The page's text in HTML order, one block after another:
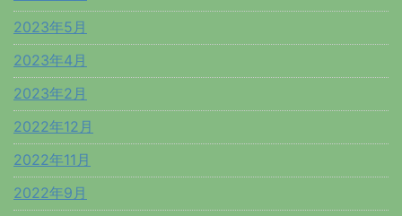
2023年5月
2023年4月
2023年2月
2022年12月
2022年11月
2022年9月